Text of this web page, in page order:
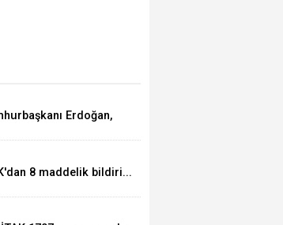
Erdoğan,
8 maddelik bildiri...
ve Gazze mesajı